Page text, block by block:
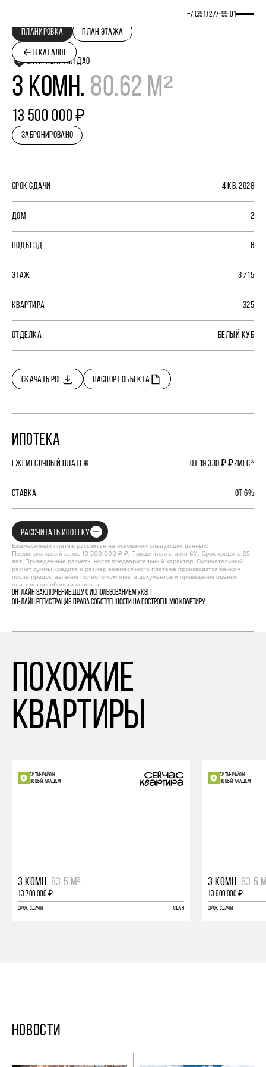
+7 (391) 277‒99‒01
В КАТАЛОГ
ПЛАНИРОВКА ПЛАН ЭТАЖА
СИТИ-КВАРТАЛ ДАО
3 КОМН. 80.62 М²
13 500 000 ₽
ЗАБРОНИРОВАНО
СРОК СДАЧИ 4 КВ. 2028
ДОМ 2
ПОДЪЕЗД 6
ЭТАЖ 3 /15
КВАРТИРА 325
ОТДЕЛКА БЕЛЫЙ КУБ
СКАЧАТЬ PDF ПАСПОРТ ОБЪЕКТА
ИПОТЕКА
ЕЖЕМЕСЯЧНЫЙ ПЛАТЕЖ ОТ 19 330 ₽ ₽/МЕС*
СТАВКА ОТ 6%
РАССЧИТАТЬ ИПОТЕКУ
Ежемесячный платеж рассчитан на основании следующих данных:
Первоначальный взнос 10 500 000 ₽ ₽, Процентная ставка 6%, Срок кредита 25
лет. Приведенные расчеты носят предварительный характер. Окончательный
расчет суммы кредита и размер ежемесячного платежа производятся банком
после предоставления полного комплекта документов и проведения оценки
платежеспособности клиента.
Он-лайн заключение ДДУ с использованием УКЭП
Он-лайн регистрация права собственности на построенную квартиру
похожие
квартиры
СИТИ-РАЙОН
НОВЫЙ АКАДЕМ
3 КОМН. 83.5 М²
13 700 000 ₽
СРОК СДАЧИ СДАН
СИТИ-РАЙОН
НОВЫЙ АКАДЕМ
3 КОМН. 83.5
13 600 000 ₽
СРОК СДАЧИ
НОВОСТИ